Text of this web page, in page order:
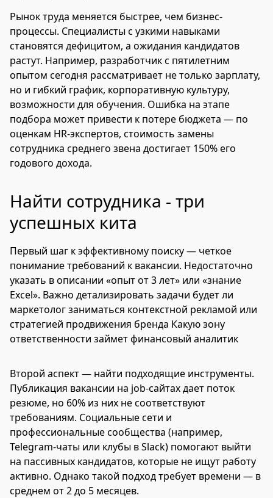
Рынок труда меняется быстрее, чем бизнес-
процессы. Специалисты с узкими навыками
становятся дефицитом, а ожидания кандидатов
растут. Например, разработчик с пятилетним
опытом сегодня рассматривает не только зарплату,
но и гибкий график, корпоративную культуру,
возможности для обучения. Ошибка на этапе
подбора может привести к потере бюджета — по
оценкам HR-экспертов, стоимость замены
сотрудника среднего звена достигает 150% его
годового дохода.
Найти сотрудника - три
успешных кита
Первый шаг к эффективному поиску — четкое
понимание требований к вакансии. Недостаточно
указать в описании «опыт от 3 лет» или «знание
Excel». Важно детализировать задачи будет ли
маркетолог заниматься контекстной рекламой или
стратегией продвижения бренда Какую зону
ответственности займет финансовый аналитик
Второй аспект — найти подходящие инструменты.
Публикация вакансии на job-сайтах дает поток
резюме, но 60% из них не соответствуют
требованиям. Социальные сети и
профессиональные сообщества (например,
Telegram-чаты или клубы в Slack) помогают выйти
на пассивных кандидатов, которые не ищут работу
активно. Однако такой подход требует времени — в
среднем от 2 до 5 месяцев.